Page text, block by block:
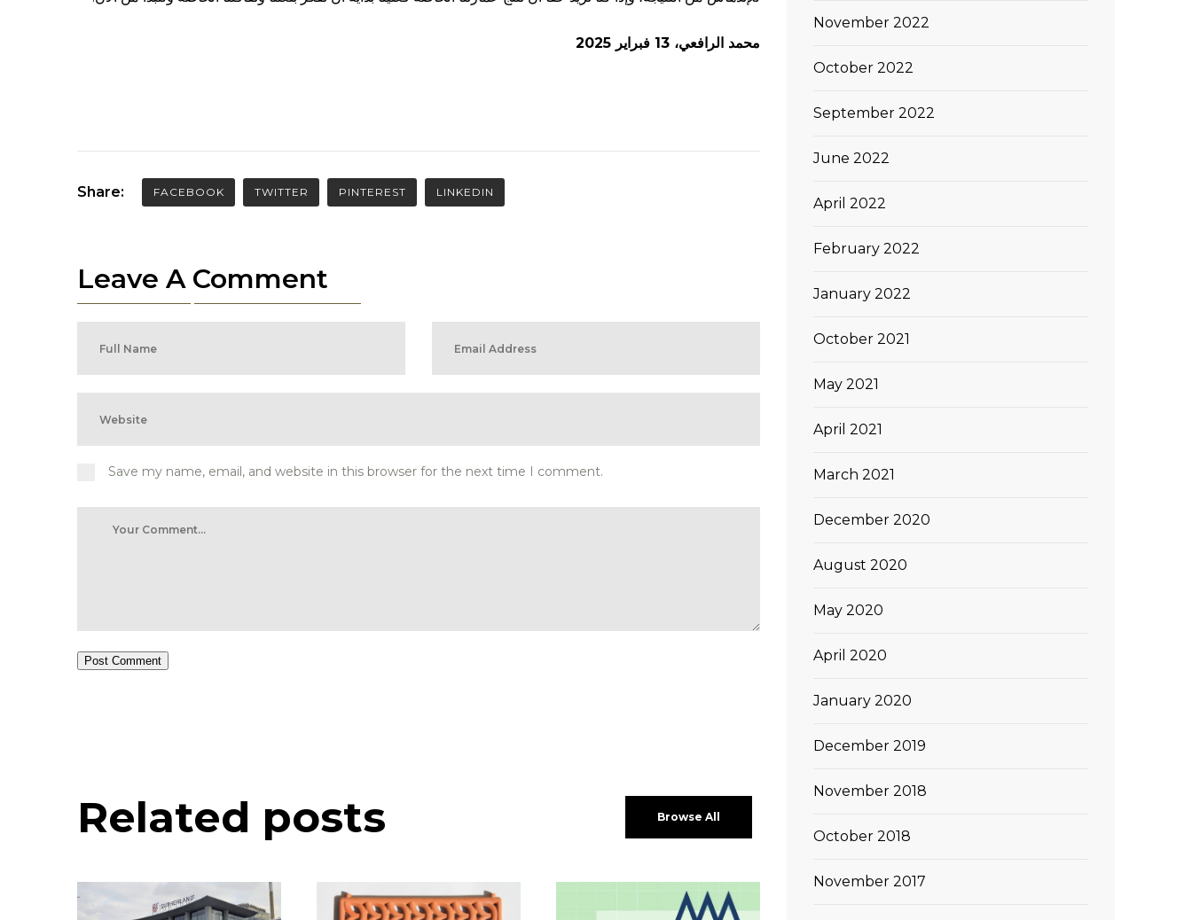
محمد الرافعي، 13 فبراير 2025
Share: FACEBOOK TWITTER PINTEREST LINKEDIN
Leave A Comment
Save my name, email, and website in this browser for the next time I comment.
Post Comment
Related posts Browse All
November 2022
October 2022
September 2022
June 2022
April 2022
February 2022
January 2022
October 2021
May 2021
April 2021
March 2021
December 2020
August 2020
May 2020
April 2020
January 2020
December 2019
November 2018
October 2018
November 2017